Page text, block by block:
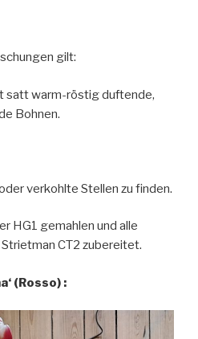
gilt:
satt warm-röstig duftende,
Bohnen.
verkohlte Stellen zu finden.
HG1 gemahlen und alle
CT2 zubereitet.
(Rosso) :